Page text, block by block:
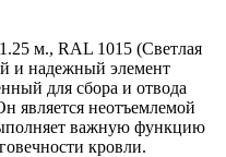
м., RAL 1015 (Светлая
и надежный элемент
для сбора и отвода
является неотъемлемой
важную функцию
кровли.